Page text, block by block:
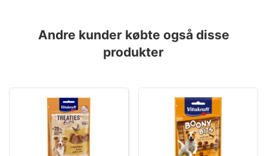
Andre kunder købte også disse
produkter